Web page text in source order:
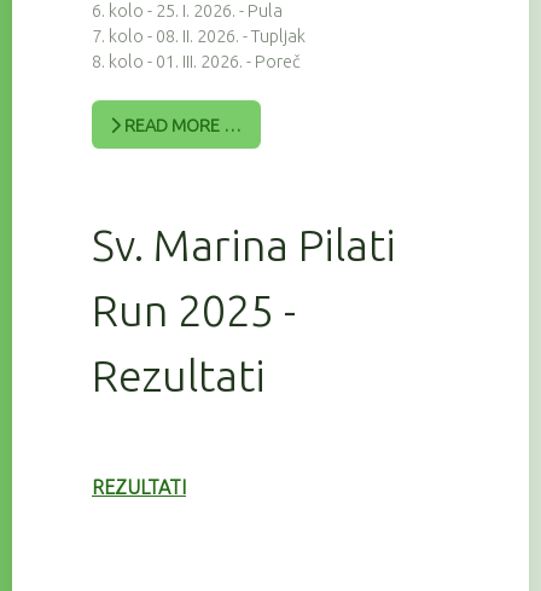
6. kolo - 25. I. 2026. - Pula
7. kolo - 08. II. 2026. - Tupljak
8. kolo - 01. III. 2026. - Poreč
READ MORE …
Sv. Marina Pilati
Run 2025 -
Rezultati
REZULTATI